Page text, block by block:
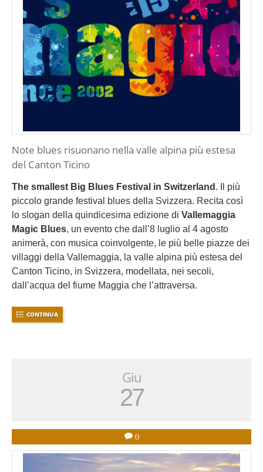
Note blues risuonano nella valle alpina più estesa
del Canton Ticino
The smallest Big Blues Festival in Switzerland . Il più
piccolo grande festival blues della Svizzera. Recita così
lo slogan della quindicesima edizione di Vallemaggia
Magic Blues, un evento che dall’8 luglio al 4 agosto
animerà, con musica coinvolgente, le più belle piazze dei
villaggi della Vallemaggia, la valle alpina più estesa del
Canton Ticino, in Svizzera, modellata, nei secoli,
dall’acqua del fiume Maggia che l’attraversa.
CONTINUA
Giu
27
0